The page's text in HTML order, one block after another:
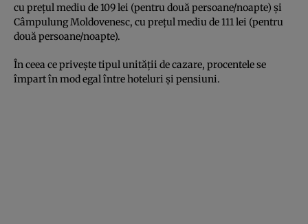
cu prețul mediu de 109 lei (pentru două persoane/noapte) și
Câmpulung Moldovenesc, cu prețul mediu de 111 lei (pentru
două persoane/noapte).
În ceea ce privește tipul unității de cazare, procentele se
împart în mod egal între hoteluri și pensiuni.